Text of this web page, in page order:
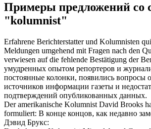
Примеры предложений со
"kolumnist"
Erfahrene Berichterstatter und Kolumnisten
Meldungen umgehend mit Fragen nach den
verwiesen auf die fehlende Bestätigung der
умудренных опытом репортеров и
постоянные колонки, появились вопросы
источников информации газеты и
подтверждений опубликованных данных.
Der amerikanische Kolumnist David Brooks
formuliert: В конце концов, как недавно
Дэвид Брукс: